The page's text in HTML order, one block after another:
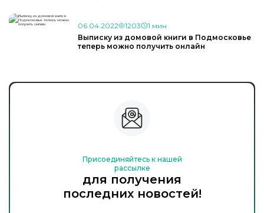
06.04.2022 1203
1 мин
Выписку из домовой книги в Подмосковье
теперь можно получить онлайн
Присоединяйтесь к нашей
рассылке
для получения
последних новостей!